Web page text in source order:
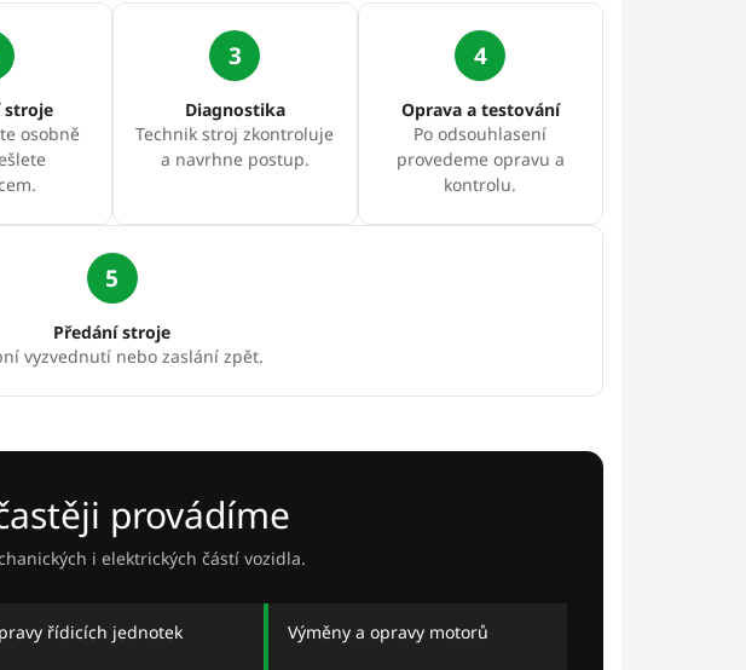
stroje
osobně
3
Diagnostika
Technik stroj zkontroluje
a navrhne postup.
4
Oprava a testování
Po odsouhlasení
provedeme opravu a
kontrolu.
5
Předání stroje
vyzvednutí nebo zaslání zpět.
provádíme
i elektrických částí vozidla.
řídicích jednotek Výměny a opravy motorů